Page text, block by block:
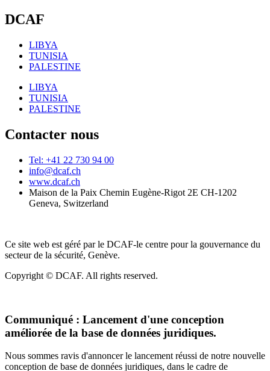
DCAF
LIBYA
TUNISIA
PALESTINE
LIBYA
TUNISIA
PALESTINE
Contacter nous
Tel: +41 22 730 94 00
info@dcaf.ch
www.dcaf.ch
Maison de la Paix Chemin Eugène-Rigot 2E CH-1202
Geneva, Switzerland
Ce site web est géré par le DCAF-le centre pour la gouvernance du
secteur de la sécurité, Genève.
Copyright © DCAF. All rights reserved.
Communiqué : Lancement d'une conception
améliorée de la base de données juridiques.
Nous sommes ravis d'annoncer le lancement réussi de notre nouvelle
conception de base de données juridiques, dans le cadre de